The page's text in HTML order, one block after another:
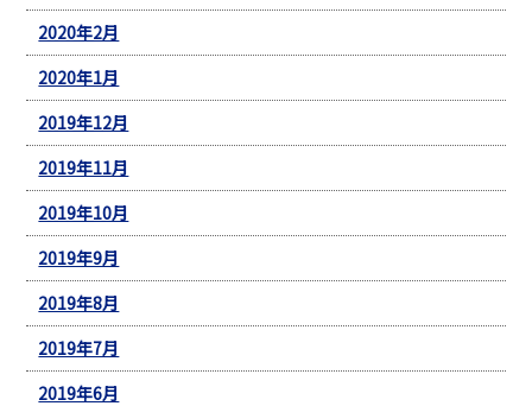
2020年2月
2020年1月
2019年12月
2019年11月
2019年10月
2019年9月
2019年8月
2019年7月
2019年6月